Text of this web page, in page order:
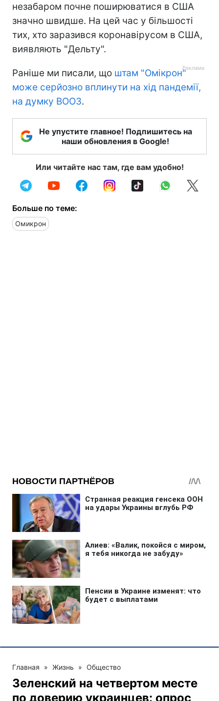
незабаром почне поширюватися в США
значно швидше. На цей час у більшості
тих, хто заразився коронавірусом в США,
виявляють "Дельту".
Раніше ми писали, що штам "Омікрон"
може серйозно вплинути на хід пандемії,
на думку ВООЗ.
Не упустите главное! Подпишитесь на
наши обновления в Google!
Или читайте нас там, где вам удобно!
Больше по теме:
Омикрон
Главная » Жизнь » Общество
Зеленский на четвертом месте
по доверию украинцев: опрос